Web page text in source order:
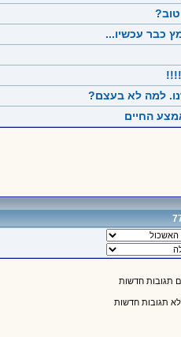
כבר עכשיו...
למה לא בעצם?
החיים
תגובות חדשות
תגובות חדשות